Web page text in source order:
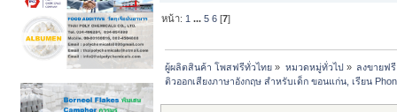
หน้า: 1 ...5 6 [7]
ผู้ผลิตสินค้า โพสฟรีทั่วไทย » หมวดหมู่ทั่วไป» ลงขายฟ
ติวออกเสียงภาษาอังกฤษ สำหรับเด็ก ขอนแก่น, เรียน